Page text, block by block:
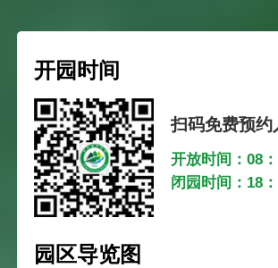
开园时间
扫码免费预约
开放时间：08
闭园时间：18
园区导览图